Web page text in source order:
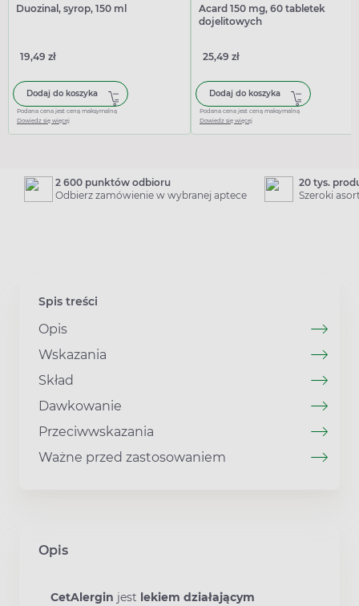
Duozinal, syrop, 150 ml
19,49 zł
Dodaj do koszyka
Podana cena jest ceną maksymalną
Dowiedz się więcej
Acard 150 mg, 60 tabletek
dojelitowych
25,49 zł
Dodaj do koszyka
Podana cena jest ceną maksymalną
Dowiedz się więcej
2 600 punktów odbioru
Odbierz zamówienie w wybranej aptece
20 tys.
Szeroki
Spis treści
Opis
Wskazania
Skład
Dawkowanie
Przeciwwskazania
Ważne przed zastosowaniem
Opis
CetAlergin jest lekiem działającym